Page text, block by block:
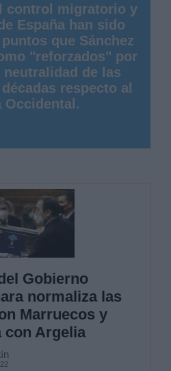
control migratorio y
España han sido
que Sánchez
"reforzados" por
neutralidad de las
respecto al
Occidental.
Gobierno
normaliza las
Marruecos y
con Argelia